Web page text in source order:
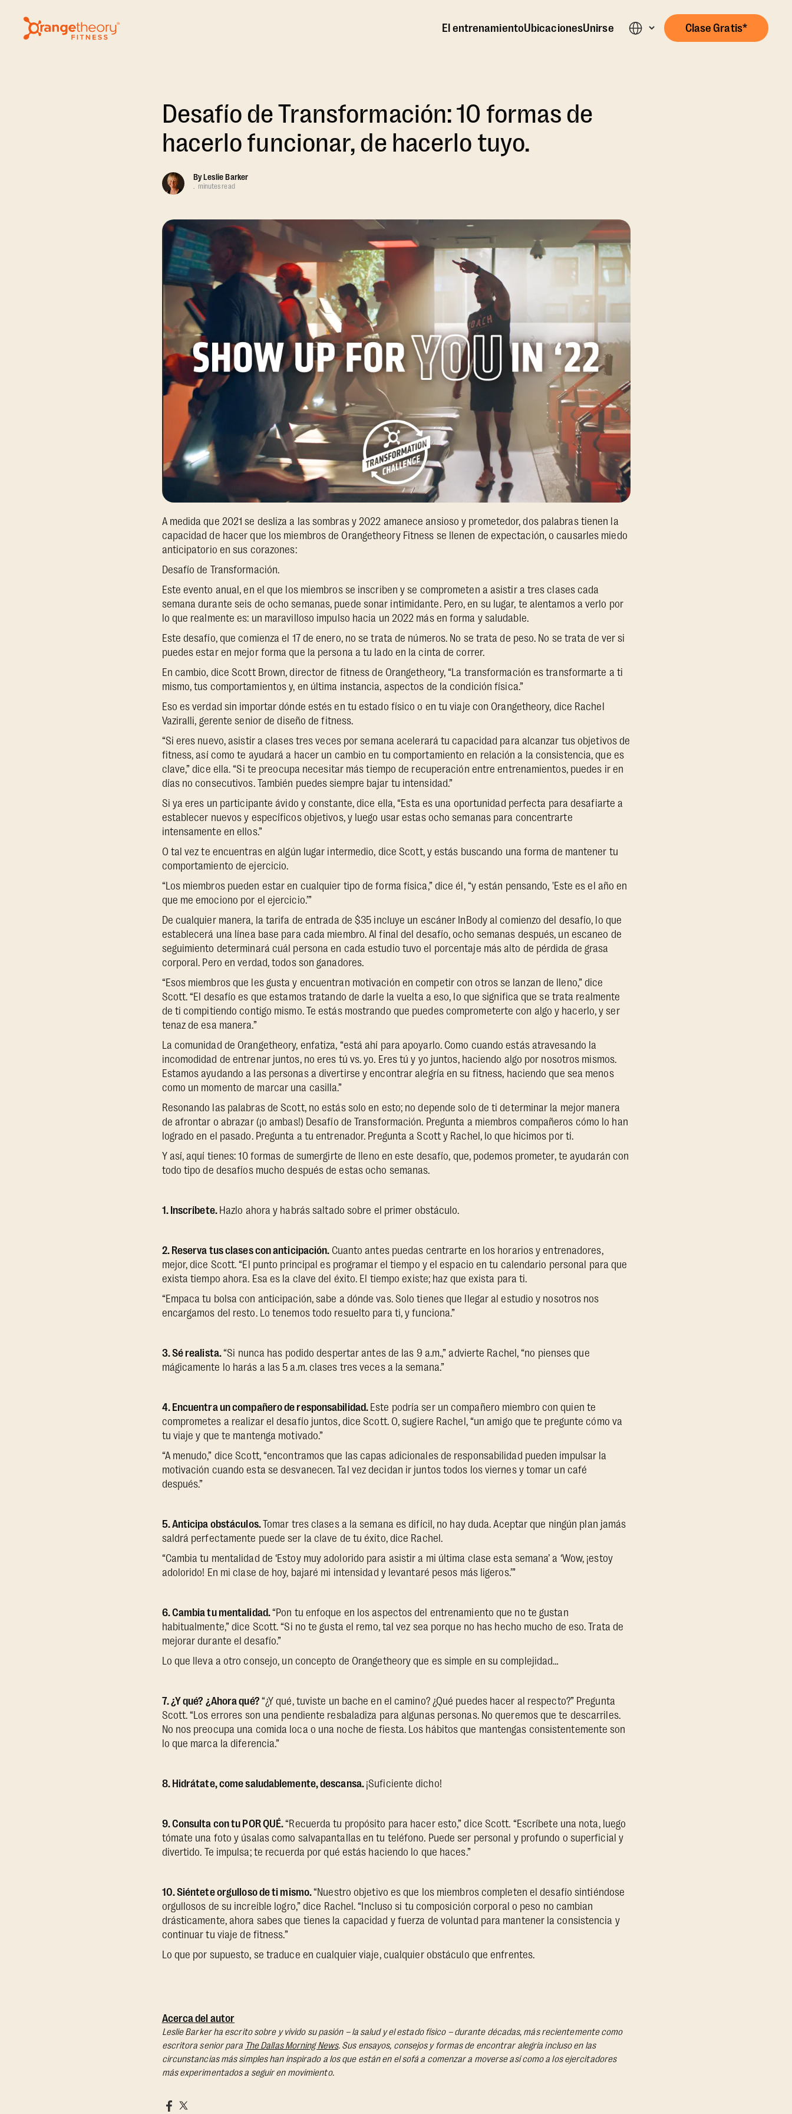
El entrenamientoUbicacionesUnirse Clase Gratis*
Desafío de Transformación: 10 formas de
hacerlo funcionar, de hacerlo tuyo.
By Leslie Barker
. minutes read
A medida que 2021 se desliza a las sombras y 2022 amanece ansioso y prometedor, dos palabras tienen la
capacidad de hacer que los miembros de Orangetheory Fitness se llenen de expectación, o causarles miedo
anticipatorio en sus corazones:
Desafío de Transformación.
Este evento anual, en el que los miembros se inscriben y se comprometen a asistir a tres clases cada
semana durante seis de ocho semanas, puede sonar intimidante. Pero, en su lugar, te alentamos a verlo por
lo que realmente es: un maravilloso impulso hacia un 2022 más en forma y saludable.
Este desafío, que comienza el 17 de enero, no se trata de números. No se trata de peso. No se trata de ver si
puedes estar en mejor forma que la persona a tu lado en la cinta de correr.
En cambio, dice Scott Brown, director de fitness de Orangetheory, “La transformación es transformarte a ti
mismo, tus comportamientos y, en última instancia, aspectos de la condición física.”
Eso es verdad sin importar dónde estés en tu estado físico o en tu viaje con Orangetheory, dice Rachel
Vaziralli, gerente senior de diseño de fitness.
“Si eres nuevo, asistir a clases tres veces por semana acelerará tu capacidad para alcanzar tus objetivos de
fitness, así como te ayudará a hacer un cambio en tu comportamiento en relación a la consistencia, que es
clave,” dice ella. “Si te preocupa necesitar más tiempo de recuperación entre entrenamientos, puedes ir en
días no consecutivos. También puedes siempre bajar tu intensidad.”
Si ya eres un participante ávido y constante, dice ella, “Esta es una oportunidad perfecta para desafiarte a
establecer nuevos y específicos objetivos, y luego usar estas ocho semanas para concentrarte
intensamente en ellos.”
O tal vez te encuentras en algún lugar intermedio, dice Scott, y estás buscando una forma de mantener tu
comportamiento de ejercicio.
“Los miembros pueden estar en cualquier tipo de forma física,” dice él, “y están pensando, 'Este es el año en
que me emociono por el ejercicio.’”
De cualquier manera, la tarifa de entrada de $35 incluye un escáner InBody al comienzo del desafío, lo que
establecerá una línea base para cada miembro. Al final del desafío, ocho semanas después, un escaneo de
seguimiento determinará cuál persona en cada estudio tuvo el porcentaje más alto de pérdida de grasa
corporal. Pero en verdad, todos son ganadores.
“Esos miembros que les gusta y encuentran motivación en competir con otros se lanzan de lleno,” dice
Scott. “El desafío es que estamos tratando de darle la vuelta a eso, lo que significa que se trata realmente
de ti compitiendo contigo mismo. Te estás mostrando que puedes comprometerte con algo y hacerlo, y ser
tenaz de esa manera.”
La comunidad de Orangetheory, enfatiza, “está ahí para apoyarlo. Como cuando estás atravesando la
incomodidad de entrenar juntos, no eres tú vs. yo. Eres tú y yo juntos, haciendo algo por nosotros mismos.
Estamos ayudando a las personas a divertirse y encontrar alegría en su fitness, haciendo que sea menos
como un momento de marcar una casilla.”
Resonando las palabras de Scott, no estás solo en esto; no depende solo de ti determinar la mejor manera
de afrontar o abrazar (¡o ambas!) Desafío de Transformación. Pregunta a miembros compañeros cómo lo han
logrado en el pasado. Pregunta a tu entrenador. Pregunta a Scott y Rachel, lo que hicimos por ti.
Y así, aquí tienes: 10 formas de sumergirte de lleno en este desafío, que, podemos prometer, te ayudarán con
todo tipo de desafíos mucho después de estas ocho semanas.
1. Inscríbete. Hazlo ahora y habrás saltado sobre el primer obstáculo.
2. Reserva tus clases con anticipación. Cuanto antes puedas centrarte en los horarios y entrenadores,
mejor, dice Scott. “El punto principal es programar el tiempo y el espacio en tu calendario personal para que
exista tiempo ahora. Esa es la clave del éxito. El tiempo existe; haz que exista para ti.
“Empaca tu bolsa con anticipación, sabe a dónde vas. Solo tienes que llegar al estudio y nosotros nos
encargamos del resto. Lo tenemos todo resuelto para ti, y funciona.”
3. Sé realista.“Si nunca has podido despertar antes de las 9 a.m.,” advierte Rachel, “no pienses que
mágicamente lo harás a las 5 a.m. clases tres veces a la semana.”
4. Encuentra un compañero de responsabilidad. Este podría ser un compañero miembro con quien te
comprometes a realizar el desafío juntos, dice Scott. O, sugiere Rachel, “un amigo que te pregunte cómo va
tu viaje y que te mantenga motivado.”
“A menudo,” dice Scott, “encontramos que las capas adicionales de responsabilidad pueden impulsar la
motivación cuando esta se desvanecen. Tal vez decidan ir juntos todos los viernes y tomar un café
después.”
5. Anticipa obstáculos.Tomar tres clases a la semana es difícil, no hay duda. Aceptar que ningún plan jamás
saldrá perfectamente puede ser la clave de tu éxito, dice Rachel.
“Cambia tu mentalidad de ‘Estoy muy adolorido para asistir a mi última clase esta semana’ a ‘Wow, ¡estoy
adolorido! En mi clase de hoy, bajaré mi intensidad y levantaré pesos más ligeros.’”
6. Cambia tu mentalidad.“Pon tu enfoque en los aspectos del entrenamiento que no te gustan
habitualmente,” dice Scott. “Si no te gusta el remo, tal vez sea porque no has hecho mucho de eso. Trata de
mejorar durante el desafío.”
Lo que lleva a otro consejo, un concepto de Orangetheory que es simple en su complejidad…
7. ¿Y qué? ¿Ahora qué? “¿Y qué, tuviste un bache en el camino? ¿Qué puedes hacer al respecto?” Pregunta
Scott. “Los errores son una pendiente resbaladiza para algunas personas. No queremos que te descarriles.
No nos preocupa una comida loca o una noche de fiesta. Los hábitos que mantengas consistentemente son
lo que marca la diferencia.”
8. Hidrátate, come saludablemente, descansa. ¡Suficiente dicho!
9. Consulta con tu POR QUÉ.“Recuerda tu propósito para hacer esto,” dice Scott. “Escríbete una nota, luego
tómate una foto y úsalas como salvapantallas en tu teléfono. Puede ser personal y profundo o superficial y
divertido. Te impulsa; te recuerda por qué estás haciendo lo que haces.”
10. Siéntete orgulloso de ti mismo.“Nuestro objetivo es que los miembros completen el desafío sintiéndose
orgullosos de su increíble logro,” dice Rachel. “Incluso si tu composición corporal o peso no cambian
drásticamente, ahora sabes que tienes la capacidad y fuerza de voluntad para mantener la consistencia y
continuar tu viaje de fitness.”
Lo que por supuesto, se traduce en cualquier viaje, cualquier obstáculo que enfrentes.
Acerca del autor
Leslie Barker ha escrito sobre y vivido su pasión – la salud y el estado físico – durante décadas, más recientemente como
escritora senior para The Dallas Morning News. Sus ensayos, consejos y formas de encontrar alegría incluso en las
circunstancias más simples han inspirado a los que están en el sofá a comenzar a moverse así como a los ejercitadores
más experimentados a seguir en movimiento.